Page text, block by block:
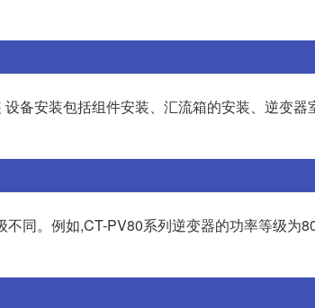
备安装包括组件安装、汇流箱的安装、逆变
同。例如,CT-PV80系列逆变器的功率等级为